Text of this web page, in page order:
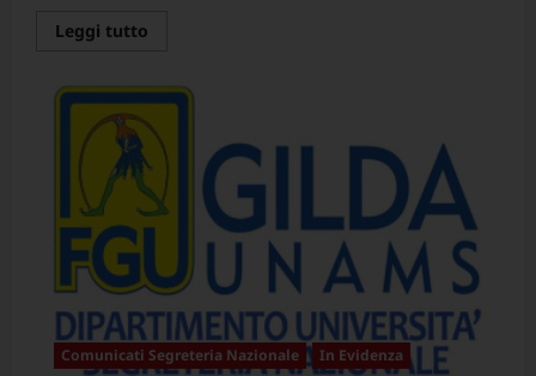
Leggi tutto
Lettera
Ministra
del
MUR
On.le
Anna
Maria
Bernini
Comunicati Segreteria Nazionale In Evidenza